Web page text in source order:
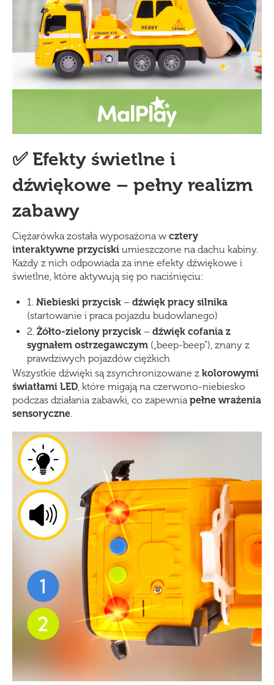
✅ Efekty świetlne i
dźwiękowe – pełny realizm
zabawy
Ciężarówka została wyposażona wcztery
interaktywne przyciski umieszczone na dachu kabiny.
Każdy z nich odpowiada za inne efekty dźwiękowe i
świetlne, które aktywują się po naciśnięciu:
1. Niebieski przycisk – dźwięk pracy silnika
(startowanie i praca pojazdu budowlanego)
2. Żółto-zielony przycisk – dźwięk cofania z
sygnałem ostrzegawczym („beep-beep”), znany z
prawdziwych pojazdów ciężkich
Wszystkie dźwięki są zsynchronizowane z kolorowymi
światłami LED, które migają na czerwono-niebiesko
podczas działania zabawki, co zapewniapełne wrażenia
sensoryczne.